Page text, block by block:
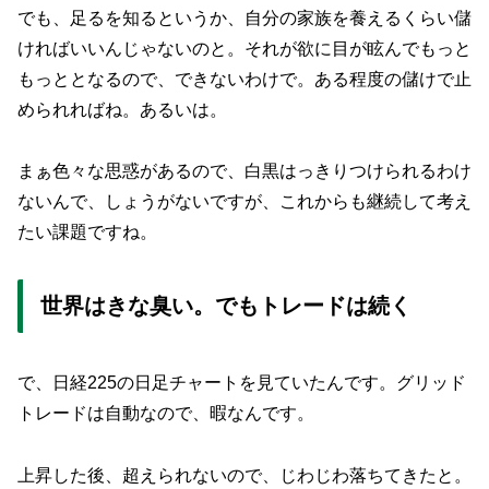
でも、足るを知るというか、自分の家族を養えるくらい儲
ければいいんじゃないのと。それが欲に目が眩んでもっと
もっととなるので、できないわけで。ある程度の儲けで止
められればね。あるいは。
まぁ色々な思惑があるので、白黒はっきりつけられるわけ
ないんで、しょうがないですが、これからも継続して考え
たい課題ですね。
世界はきな臭い。でもトレードは続く
で、日経225の日足チャートを見ていたんです。グリッド
トレードは自動なので、暇なんです。
上昇した後、超えられないので、じわじわ落ちてきたと。